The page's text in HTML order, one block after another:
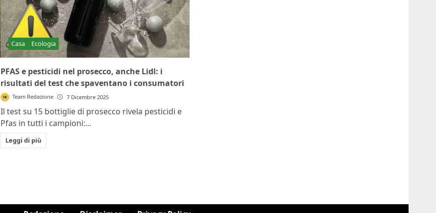
Casa Ecologia
PFAS e pesticidi nel prosecco, anche Lidl: i
risultati del test che spaventano i consumatori
Team Redazione 7 Dicembre 2025
Il test su 15 bottiglie di prosecco rivela pesticidi e
Pfas in tutti i campioni:...
Leggi di più